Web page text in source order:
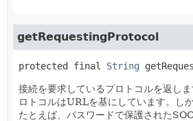
getRequestingProtocol
protected final String
接続を要求しているプロトコルを返しま
ロトコルはURLを基にしています。し
たとえば、パスワードで保護された